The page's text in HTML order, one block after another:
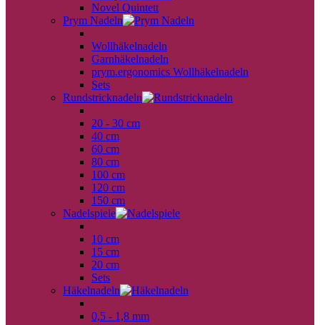
Novel Quintett
Prym Nadeln
Wollhäkelnadeln
Garnhäkelnadeln
prym.ergonomics Wollhäkelnadeln
Sets
Rundstricknadeln
20 - 30 cm
40 cm
60 cm
80 cm
100 cm
120 cm
150 cm
Nadelspiele
10 cm
15 cm
20 cm
Sets
Häkelnadeln
0,5 - 1,8 mm